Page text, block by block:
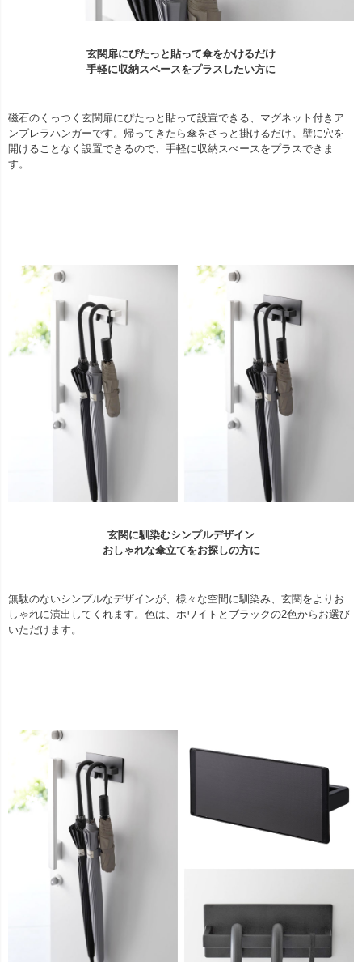
玄関扉にぴたっと貼って傘をかけるだけ
手軽に収納スペースをプラスしたい方に
磁石のくっつく玄関扉にぴたっと貼って設置できる、マグネット付きア
ンブレラハンガーです。帰ってきたら傘をさっと掛けるだけ。壁に穴を
開けることなく設置できるので、手軽に収納スぺースをプラスできま
す。
玄関に馴染むシンプルデザイン
おしゃれな傘立てをお探しの方に
無駄のないシンプルなデザインが、様々な空間に馴染み、玄関をよりお
しゃれに演出してくれます。色は、ホワイトとブラックの2色からお選び
いただけます。